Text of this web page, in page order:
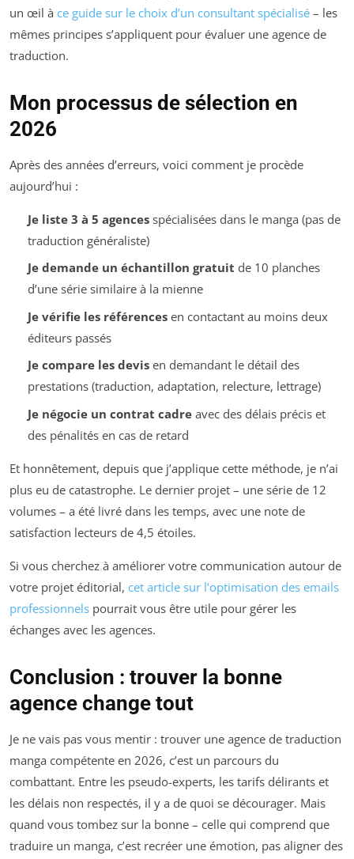
un œil à ce guide sur le choix d’un consultant spécialisé – les
mêmes principes s’appliquent pour évaluer une agence de
traduction.
Mon processus de sélection en
2026
Après des années d’erreurs, voici comment je procède
aujourd’hui :
Je liste 3 à 5 agencesspécialisées dans le manga (pas de
traduction généraliste)
Je demande un échantillon gratuit de 10 planches
d’une série similaire à la mienne
Je vérifie les référencesen contactant au moins deux
éditeurs passés
Je compare les devisen demandant le détail des
prestations (traduction, adaptation, relecture, lettrage)
Je négocie un contrat cadreavec des délais précis et
des pénalités en cas de retard
Et honnêtement, depuis que j’applique cette méthode, je n’ai
plus eu de catastrophe. Le dernier projet – une série de 12
volumes – a été livré dans les temps, avec une note de
satisfaction lecteurs de 4,5 étoiles.
Si vous cherchez à améliorer votre communication autour de
votre projet éditorial, cet article sur l’optimisation des emails
professionnels pourrait vous être utile pour gérer les
échanges avec les agences.
Conclusion : trouver la bonne
agence change tout
Je ne vais pas vous mentir : trouver une agence de traduction
manga compétente en 2026, c’est un parcours du
combattant. Entre les pseudo-experts, les tarifs délirants et
les délais non respectés, il y a de quoi se décourager. Mais
quand vous tombez sur la bonne – celle qui comprend que
traduire un manga, c’est recréer une émotion, pas aligner des